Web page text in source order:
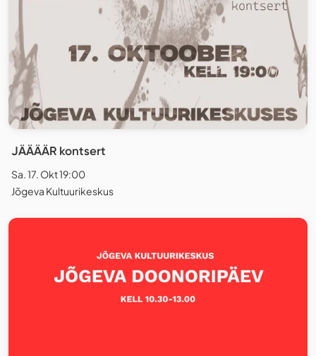
JÄÄÄÄR kontsert
Sa. 17. Okt 19:00
Jõgeva Kultuurikeskus